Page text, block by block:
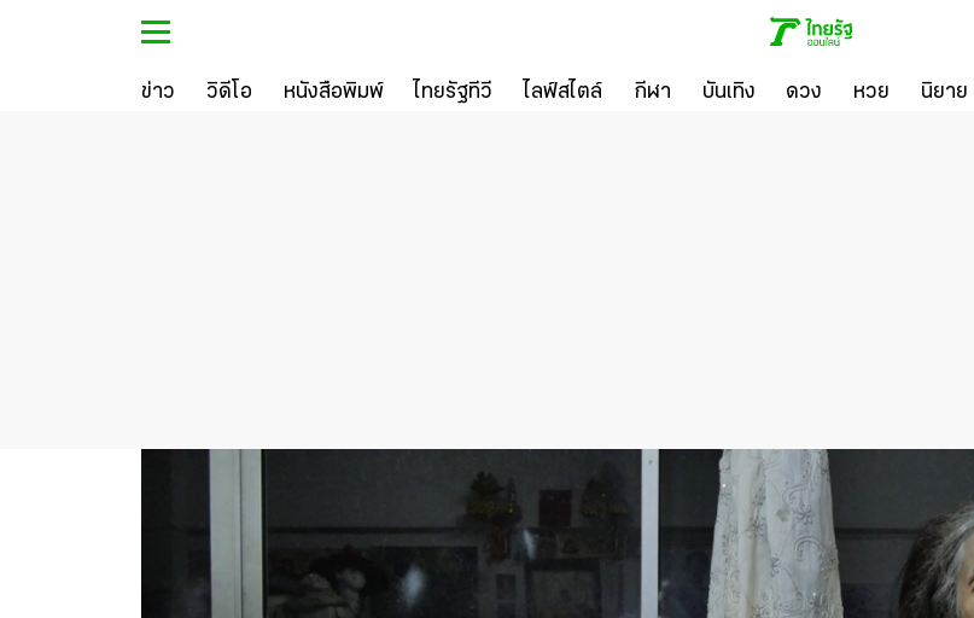
ข่าว วิดีโอ หนังสือพิมพ์ ไทยรัฐทีวี ไลฟ์สไตล์ กีฬา บันเทิง ดวง หวย นิยาย